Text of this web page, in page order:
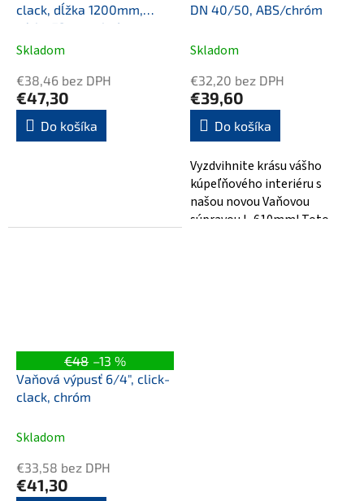
clack, dĺžka 1200mm,
zátka 72mm, chróm
Skladom
€38,46 bez DPH
€47,30
Do košíka
DN 40/50, ABS/chróm
Skladom
€32,20 bez DPH
€39,60
Do košíka
Vyzdvihnite krásu vášho
kúpeľňového interiéru s
našou novou Vaňovou
súpravou L-610mm! Toto
€48 –13 %
Vaňová výpusť 6/4", click-
clack, chróm
Skladom
€33,58 bez DPH
€41,30